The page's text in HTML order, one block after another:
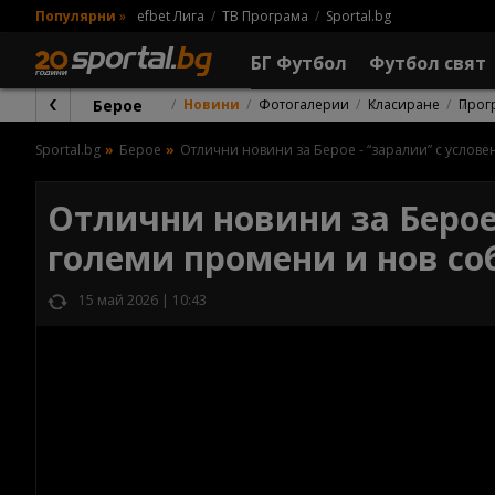
Популярни » efbet Лига ТВ Програма Sportal.bg
БГ Футбол Футбол свят
Берое Новини Фотогалерии Класиране
Sportal.bg Берое Отлични новини за Берое - “заралии” с
Отлични новини за
големи промени и нов
15 май 2026 | 10:43